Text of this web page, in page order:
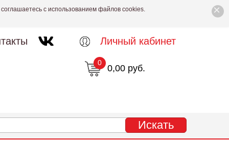
×
с использованием файлов cookies.
Личный кабинет
0,00 руб.
0